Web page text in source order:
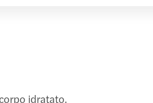
idratato.